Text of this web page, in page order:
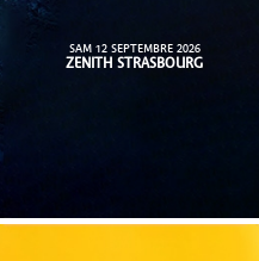
SAM 12 SEPTEMBRE 2026
ZENITH STRASBOURG